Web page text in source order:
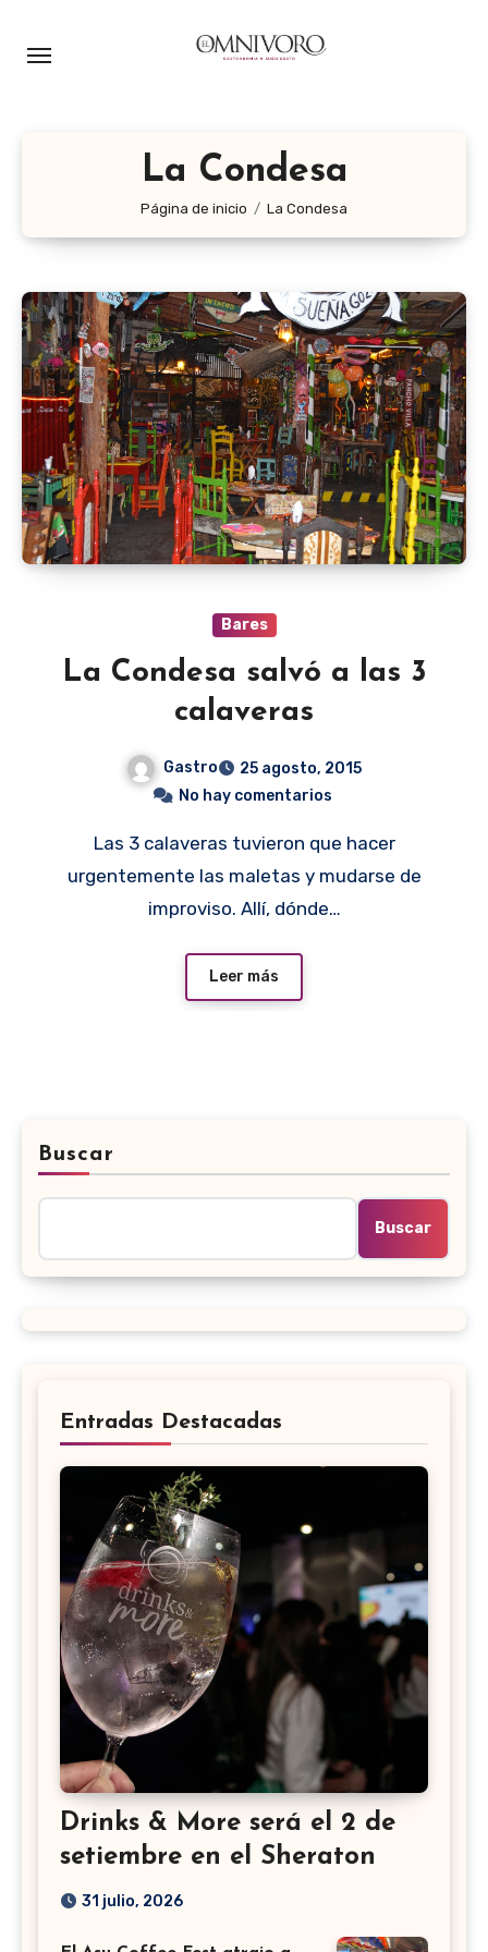
La Condesa
Página de inicio La Condesa
Bares
La Condesa salvó a las 3
calaveras
Gastro
25 agosto, 2015
No hay comentarios
Las 3 calaveras tuvieron que hacer
urgentemente las maletas y mudarse de
improviso. Allí, dónde…
Leer más
Buscar
Buscar
Entradas Destacadas
Drinks & More será el 2 de
setiembre en el Sheraton
31 julio, 2026